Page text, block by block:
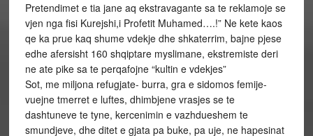
Pretendimet e tia jane aq ekstravagante sa te reklamoje se
vjen nga fisi Kurejshi,i Profetit Muhamed….!” Ne kete kaos
qe ka prue kaq shume vdekje dhe shkaterrim, bajne pjese
edhe afersisht 160 shqiptare myslimane, ekstremiste deri
ne ate pike sa te perqafojne “kultin e vdekjes”
Sot, me miljona refugjate- burra, gra e sidomos femije-
vuejne tmerret e luftes, dhimbjene vrasjes se te
dashtuneve te tyne, kercenimin e vazhdueshem te
smundjeve, dhe ditet e gjata pa buke, pa uje, ne hapesinat